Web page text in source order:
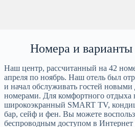
Номера и
Наш центр, рассчитанный на 42
апреля по ноябрь. Наш отель был
и начал обслуживать гостей
номерами. Для комфортного отдыха
широкоэкранный SMART TV,
бар, сейф и фен. Вы можете
беспроводным доступом в